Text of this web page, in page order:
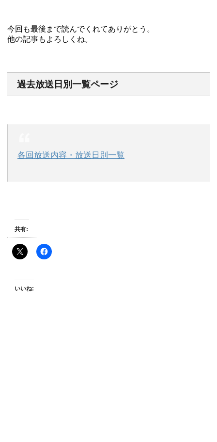
今回も最後まで読んでくれてありがとう。
他の記事もよろしくね。
過去放送日別一覧ページ
各回放送内容・放送日別一覧
共有:
いいね: